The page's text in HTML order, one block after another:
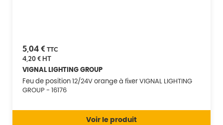
5,04 € TTC
4,20 €HT
VIGNAL LIGHTING GROUP
Feu de position 12/24V orange à fixer VIGNAL LIGHTING
GROUP - 16176
Voir le produit